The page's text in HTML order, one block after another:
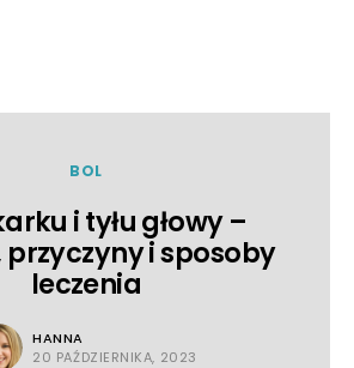
BOL
i tyłu głowy –
i sposoby
leczenia
HANNA
20 PAŹDZIERNIKA, 2023